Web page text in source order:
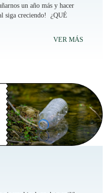
un año más y hacer
siga creciendo! ¿QUÉ
VER MÁS